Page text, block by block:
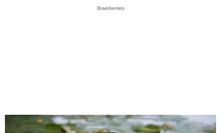
Brainberries